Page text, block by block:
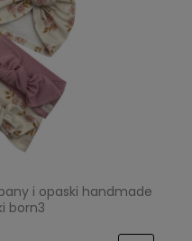
i opaski handmade
born3